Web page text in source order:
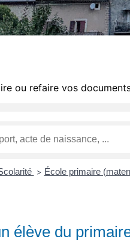
ou refaire vos
> École primaire
élève du